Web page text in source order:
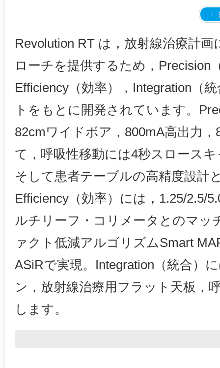
Revolution RT は，放射線治療計
ローチを提供するため，Precision
Efficiency（効率），Integration（
トをもとに開発されています。
82cmワイドボア，800mA高出力
て，呼吸性移動には4秒スロース
そして患者テーブルの高精度設計
Efficiency（効率）には，1.25/2.5/
ルチリーフ・コリメータとのマッ
ァクト低減アルゴリズムSmart
ASiRで実現。Integration（統合）
ン，放射線治療用フラット天板，
します。